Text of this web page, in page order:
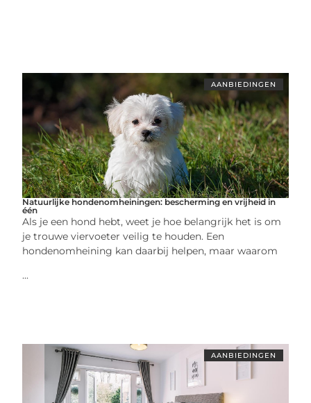
AANBIEDINGEN
Natuurlijke hondenomheiningen: bescherming en vrijheid in
één
Als je een hond hebt, weet je hoe belangrijk het is om
je trouwe viervoeter veilig te houden. Een
hondenomheining kan daarbij helpen, maar waarom
...
AANBIEDINGEN